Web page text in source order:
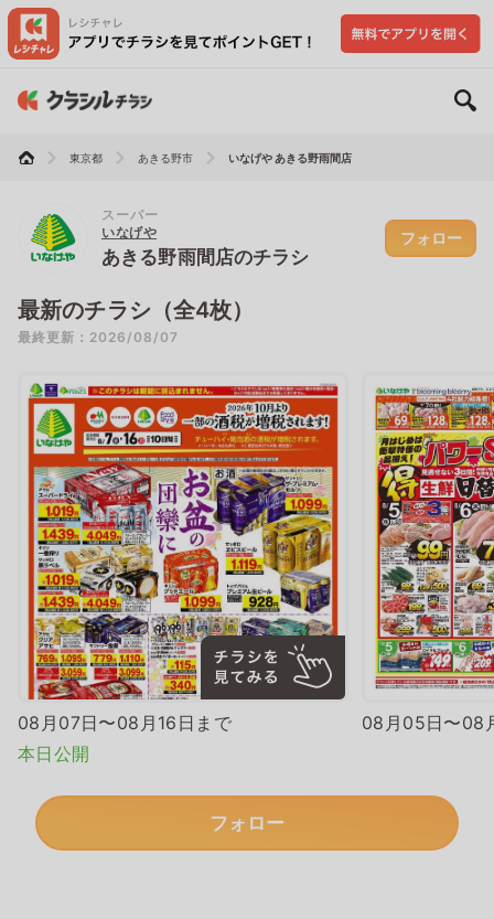
東京都 あきる野市 いなげや あきる野雨間店
スーパー
いなげや
あきる野雨間店のチラシ
フォロー
最新のチラシ（全4枚）
最終更新：2026/08/07
08月07日〜08月16日まで
本日公開
08月05日〜08
フォロー